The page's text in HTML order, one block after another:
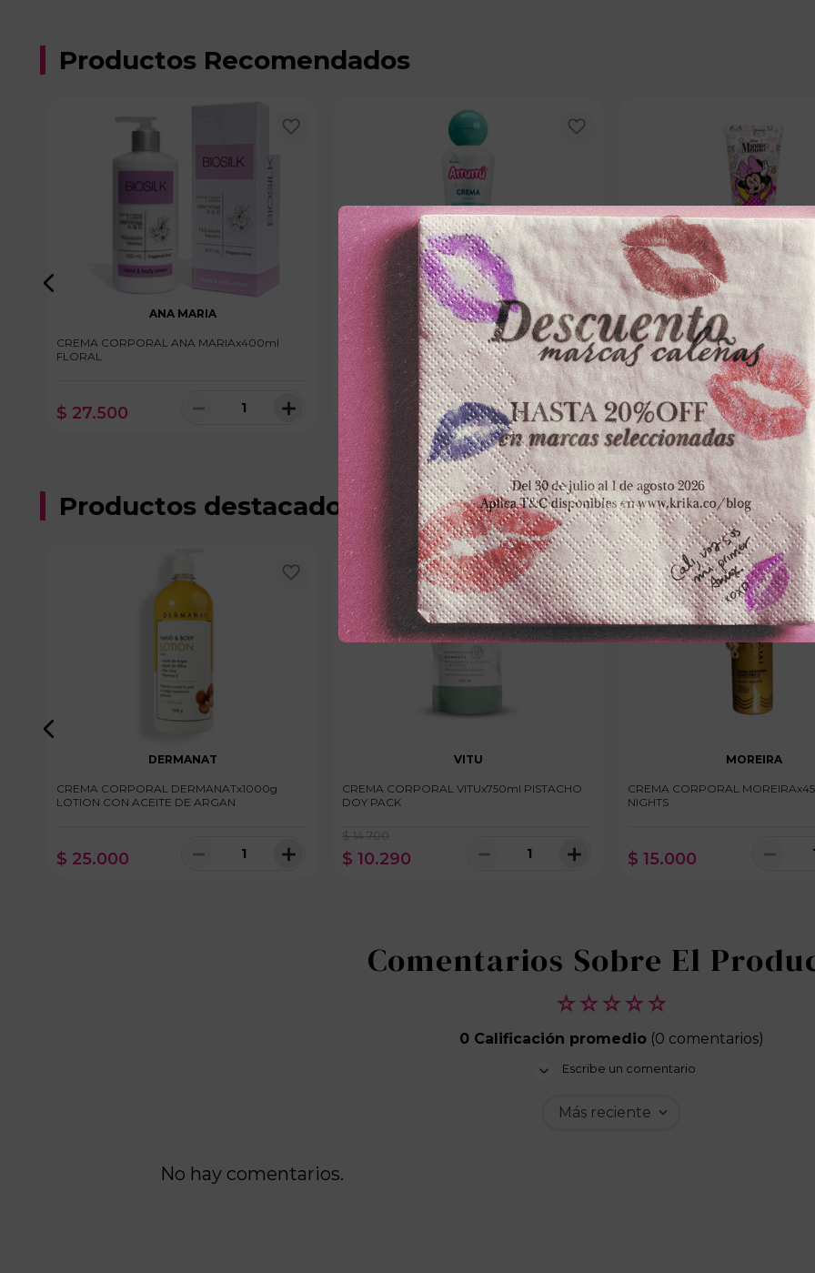
Productos Recomendados
ANA MARIA
CREMA CORPORAL ANA MARIAx400ml
FLORAL
$ 27.500 ＋
－
ARRURRU
CREMA CORPORAL ARRURRUx220ml
ORIGINA
$ 21 .400 ＋
－
100 disponibles
DISNEY NEVADA
CREMA CORPORAL
DS0419
$ 13.500 －
100
Productos destacados
DERMANAT
CREMA CORPORAL DERMANATx1000g
LOTION CON ACEITE DE ARGAN
$ 25.000 ＋
－
-30 %
VITU
CREMA CORPORAL VITUx750ml PISTACHO
DOY PACK
$14.700
$ 10.290 ＋
－
MOREIRA
CREMA CORPORAL
NIGHTS
$ 15.000 －
☆ ☆ ☆ ☆ ☆
0 Calificación promedio (0 comentarios)
Escribe un comentario
Más reciente
No hay comentarios.